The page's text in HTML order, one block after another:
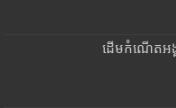
ដើមកំណើតអ